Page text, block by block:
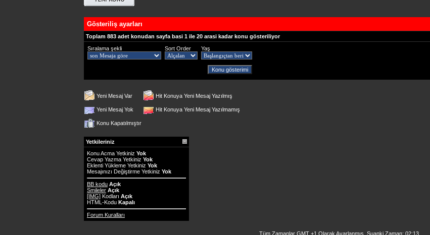
Gösteriliş ayarları
Toplam 883 adet konudan sayfa basi 1 ile 20 arasi kadar konu gösteriliyor
Sıralama şekli
Sort Order Yaş
Yeni Mesaj Var Hit Konuya Yeni Mesaj Yazılmış
Yeni Mesaj Yok Hit Konuya Yeni Mesaj Yazılmamış
Konu Kapatılmıştır
Yetkileriniz
Konu Acma Yetkiniz Yok
Cevap Yazma Yetkiniz Yok
Eklenti Yükleme Yetkiniz Yok
Mesajınızı Değiştirme Yetkiniz Yok
BB kodu Açık
Smileler Açık
[IMG] Kodları Açık
HTML-Kodu Kapalı
Forum Kuralları
Tüm Zamanlar GMT +1 Olarak Ayarlanmış. Şuanki Zaman: 02:13.